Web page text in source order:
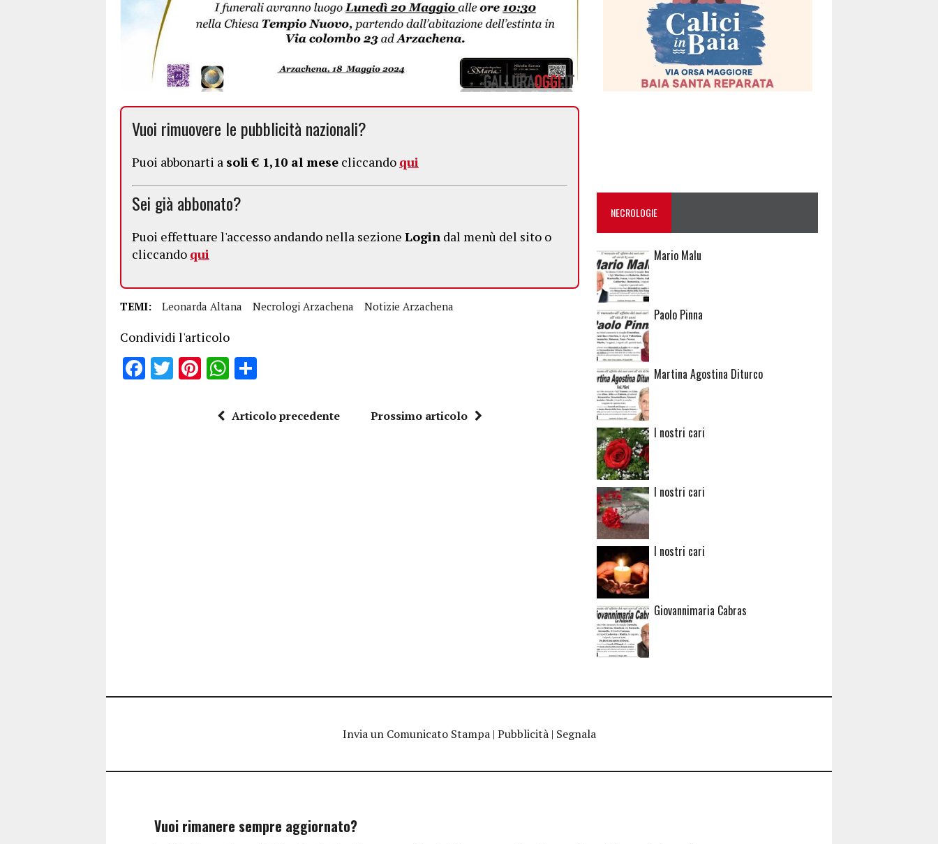
Vuoi rimuovere le pubblicità nazionali?
Puoi abbonarti a soli € 1,10 al mese cliccando qui
Sei già abbonato?
Puoi effettuare l'accesso andando nella sezione Login dal menù del sito o
cliccando qui
TEMI: Leonarda Altana Necrologi Arzachena Notizie Arzachena
Condividi l'articolo
F T Pi
te
W
ata
Articolo precedente Prossimo articolo
NECROLOGIE
Mario Malu
Paolo Pinna
Martina Agostina Diturco
I nostri cari
I nostri cari
I nostri cari
Giovannimaria Cabras
Invia un Comunicato Stampa| Pubblicità| Segnala
Vuoi rimanere sempre aggiornato?